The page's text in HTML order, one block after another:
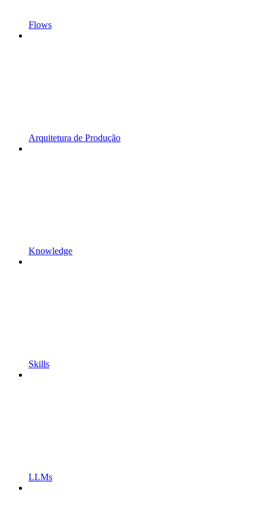
Flows
Arquitetura de Produção
Knowledge
Skills
LLMs